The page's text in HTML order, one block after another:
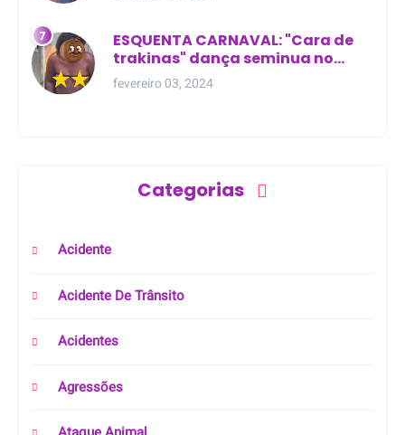
ESQUENTA CARNAVAL: "Cara de
trakinas" dança seminua no
meio da rua na Bahia
fevereiro 03, 2024
Categorias
Acidente
Acidente De Trânsito
Acidentes
Agressões